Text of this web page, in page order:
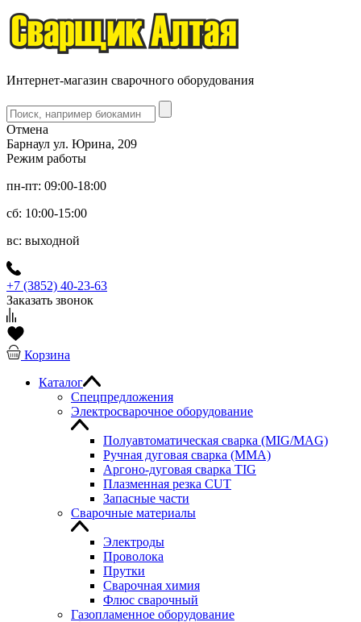
Интернет-магазин сварочного оборудования
Отмена
Барнаул ул. Юрина, 209
Режим работы
пн-пт: 09:00-18:00
сб: 10:00-15:00
вс: выходной
+7 (3852) 40-23-63
Заказать звонок
Корзина
Каталог
Спецпредложения
Электросварочное оборудование
Полуавтоматическая сварка (MIG/MAG)
Ручная дуговая сварка (MMA)
Аргоно-дуговая сварка TIG
Плазменная резка CUT
Запасные части
Сварочные материалы
Электроды
Проволока
Прутки
Сварочная химия
Флюс сварочный
Газопламенное оборудование